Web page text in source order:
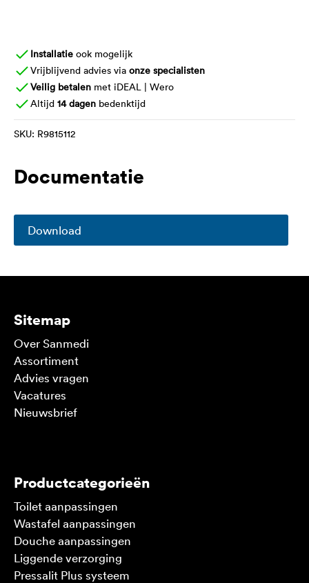
Installatie ook mogelijk
Vrijblijvend advies via onze specialisten
Veilig betalen met iDEAL | Wero
Altijd 14 dagen bedenktijd
SKU: R9815112
Documentatie
Download
Sitemap
Over Sanmedi
Assortiment
Advies vragen
Vacatures
Nieuwsbrief
Productcategorieën
Toilet aanpassingen
Wastafel aanpassingen
Douche aanpassingen
Liggende verzorging
Pressalit Plus systeem